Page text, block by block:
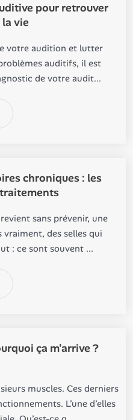
pour retrouver
vie
votre audition et lutter
auditifs, il est
de votre audit...
chroniques : les
sans prévenir, une
des selles qui
: ce sont souvent ...
ça m'arrive ?
muscles. Ces derniers
L’une d’elles